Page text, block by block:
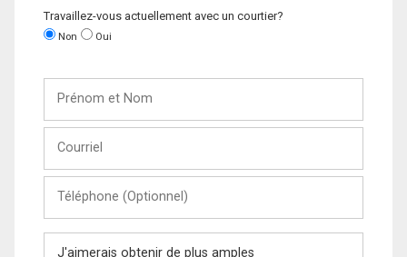
Travaillez-vous actuellement avec un courtier?
Non Oui
Nom
(Optionnel)
Message